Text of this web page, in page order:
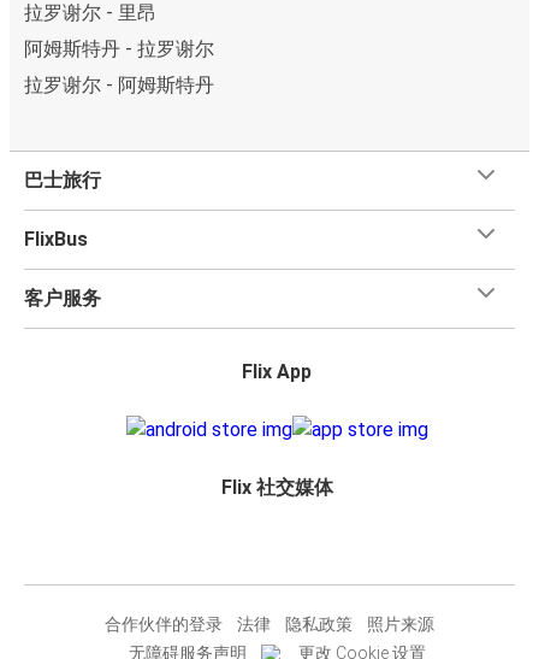
拉罗谢尔 - 里昂
阿姆斯特丹 - 拉罗谢尔
拉罗谢尔 - 阿姆斯特丹
巴士旅行
FlixBus
客户服务
Flix App
Flix 社交媒体
合作伙伴的登录 法律 隐私政策
照片来源
无障碍服务声明
更改 Cookie 设置